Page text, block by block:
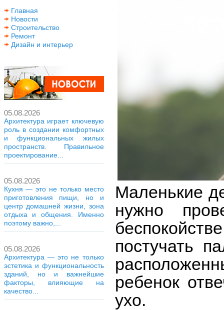
Главная
Новости
Строительство
Ремонт
Дизайн и интерьер
05.08.2026
Архитектура играет ключевую
роль в создании комфортных
и функциональных жилых
пространств. Правильное
проектирование...
05.08.2026
Кухня — это не только место
приготовления пищи, но и
центр домашней жизни, зона
отдыха и общения. Именно
поэтому важно,...
05.08.2026
Архитектура — это не только
эстетика и функциональность
зданий, но и важнейшие
факторы, влияющие на
качество...
Маленькие
нужно
постучать
ребенок
ухо.